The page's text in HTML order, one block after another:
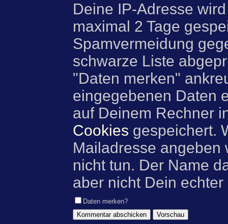
Deine IP-Adresse
maximal 2 Tage
Spamvermeidung
schwarze Liste
"Daten merken"
eingegebenen Daten
auf Deinem Rechner
Cookies gespeichert.
Mailadresse angeben
nicht tun. Der Name
aber nicht Dein
Daten merken?